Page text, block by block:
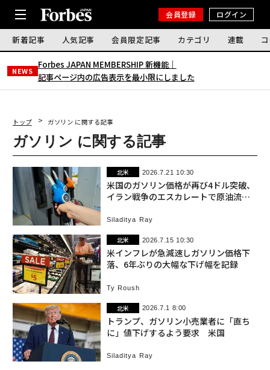
会員登録 ログイン
新着記事 人気記事 会員限定記事 カテゴリ 連載
NEWS
Forbes JAPAN MEMBERSHIP 新機能｜
記事ページ内の広告表示を最小限にしました
トップ ガソリン に関する記事
ガソリン に関する記事
北米 2026.7.21 10:30
米国のガソリン価格が再び4ドル突破、
イラン戦争のエスカレートで原油流通
Siladitya Ray
北米 2026.7.15 10:30
米インフレが急減速しガソリン価格下
落、6年ぶりの大幅な下げ幅を記録
Ty Roush
北米 2026.7.1 8:00
トランプ、ガソリン小売業者に「直ち
に」値下げするよう要求 米国
Siladitya Ray